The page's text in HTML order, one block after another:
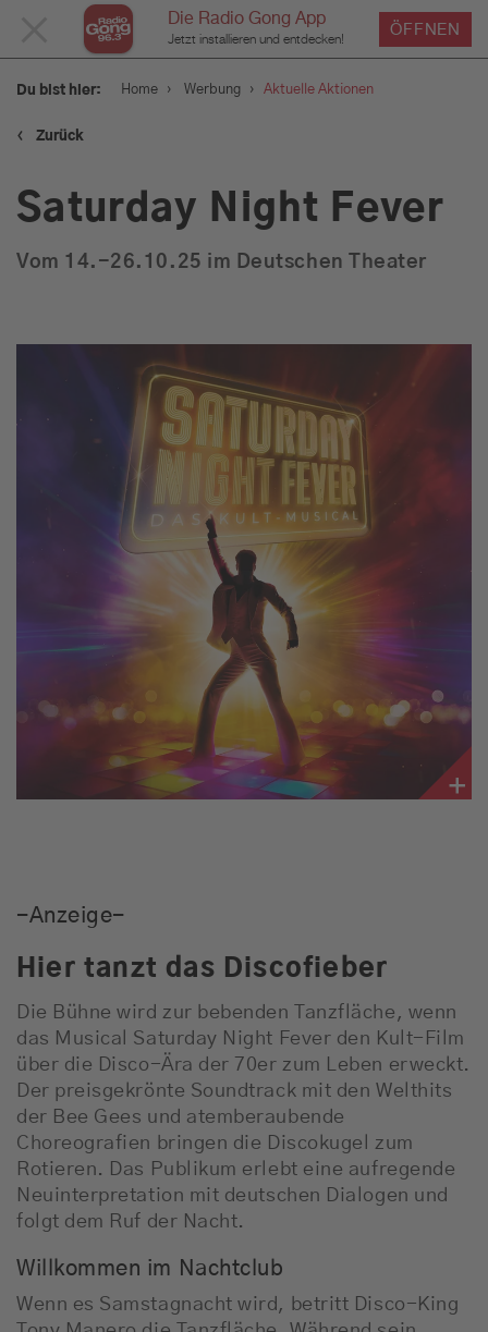
Die Radio Gong App
Jetzt installieren und entdecken!
ÖFFNEN
SCHLIESSEN
Programm
Aktuelle Aktionen
Gong 96.3 - Mediadaten
Gong 96.3 Recruiting
Gong 96.3 organisiert Ihr
individuelles Event
RadioADMaker
Kundenfeedbacks
Gong 96.3 - Ihr Werbepartner
Du bist hier: Home › Werbung › Aktuelle Aktionen
‹ Zurück
Saturday Night Fever
Vom 14.-26.10.25 im Deutschen Theater
-Anzeige-
Hier tanzt das Discofieber
Die Bühne wird zur bebenden Tanzfläche, wenn
das Musical Saturday Night Fever den Kult-Film
über die Disco-Ära der 70er zum Leben erweckt.
Der preisgekrönte Soundtrack mit den Welthits
der Bee Gees und atemberaubende
Choreografien bringen die Discokugel zum
Rotieren. Das Publikum erlebt eine aufregende
Neuinterpretation mit deutschen Dialogen und
folgt dem Ruf der Nacht.
Willkommen im Nachtclub
Wenn es Samstagnacht wird, betritt Disco-King